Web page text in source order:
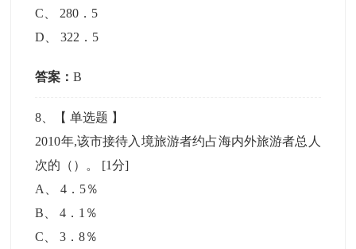
C
280．5
D 、322．5
答案：B
8 、【单选题 】
2010年,该市接待入境旅游者约占海内外旅游者总人
次的（）。 [1分]
A
、4．5％
B 、4．1％
C 、3．8％